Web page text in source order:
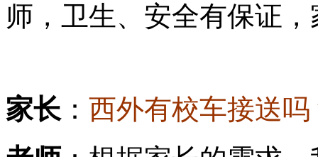
师，卫生、安全有保证
家长 ： 西外有校车接送吗